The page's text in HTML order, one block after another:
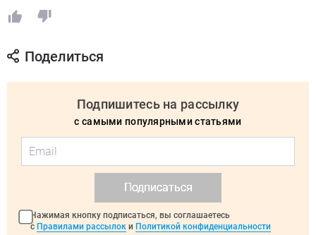
Поделиться
Подпишитесь на рассылку
с самыми популярными статьями
Подписаться
Нажимая кнопку подписаться, вы соглашаетесь
с Правилами рассылок и Политикой конфиденциальности